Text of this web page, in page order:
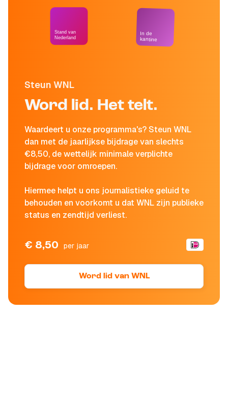
Steun WNL
Word lid. Het telt.
Waardeert u onze programma's? Steun WNL
dan met de jaarlijkse bijdrage van slechts
€8,50, de wettelijk minimale verplichte
bijdrage voor omroepen.
Hiermee helpt u ons journalistieke geluid te
behouden en voorkomt u dat WNL zijn publieke
status en zendtijd verliest.
€ 8,50 per jaar
Word lid van WNL
Stand van
Nederland
In de
kantine